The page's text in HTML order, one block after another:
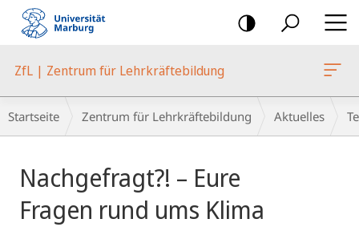
Mobile-
Navigation
ZfL | Zentrum für Lehrkräftebildung
Breadcrumb-
Navigation
Startseite Zentrum für Lehrkräftebildung Aktuelles
Nachgefragt?! – Eure
Fragen rund ums Klima